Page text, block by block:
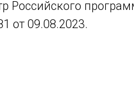
Российского
от 09.08.2023.